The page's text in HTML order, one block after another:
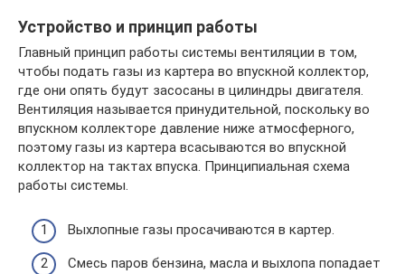
Устройство и принцип работы
Главный принцип работы системы вентиляции в том,
чтобы подать газы из картера во впускной коллектор,
где они опять будут засосаны в цилиндры двигателя.
Вентиляция называется принудительной, поскольку во
впускном коллекторе давление ниже атмосферного,
поэтому газы из картера всасываются во впускной
коллектор на тактах впуска. Принципиальная схема
работы системы.
Выхлопные газы просачиваются в картер.
Смесь паров бензина, масла и выхлопа попадает